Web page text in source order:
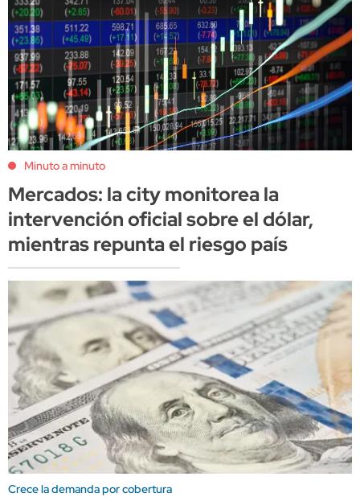
Minuto a minuto
Mercados: la city monitorea la
intervención oficial sobre el dólar,
mientras repunta el riesgo país
Crece la demanda por cobertura